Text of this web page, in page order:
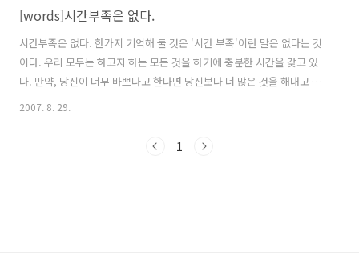
[words]시간부족은 없다.
시간부족은 없다. 한가지 기억해 둘 것은 '시간 부족'이란 말은 없다는 것
이다. 우리 모두는 하고자 하는 모든 것을 하기에 충분한 시간을 갖고 있
다. 만약, 당신이 너무 바쁘다고 한다면 당신보다 더 많은 것을 해내고 당
신보다 더 바쁜 사람들도 아주 많다는 사실을 기억하라, 그들이 당신보다
하는 것뿐이다! 효과적으로 시간을 사용하는 것은 운전처럼 배울 수 있는
2007. 8. 29.
1